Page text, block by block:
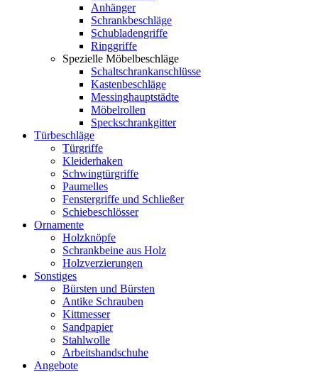
Anhänger
Schrankbeschläge
Schubladengriffe
Ringgriffe
Spezielle Möbelbeschläge
Schaltschrankanschlüsse
Kastenbeschläge
Messinghauptstädte
Möbelrollen
Speckschrankgitter
Türbeschläge
Türgriffe
Kleiderhaken
Schwingtürgriffe
Paumelles
Fenstergriffe und Schließer
Schiebeschlösser
Ornamente
Holzknöpfe
Schrankbeine aus Holz
Holzverzierungen
Sonstiges
Bürsten und Bürsten
Antike Schrauben
Kittmesser
Sandpapier
Stahlwolle
Arbeitshandschuhe
Angebote